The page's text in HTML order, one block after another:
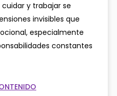
y trabajar se
invisibles que
especialmente
constantes